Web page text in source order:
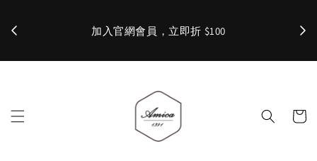
加入官網會員，立即折 $100 ✨